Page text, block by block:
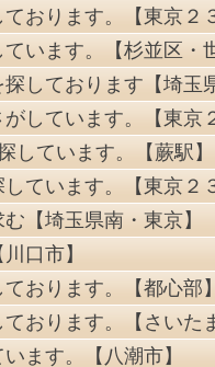
おります。【東京２
ています。【杉並区・
しております【埼玉
がしています。【東京
しています。【蕨駅】
ています。【東京２
【埼玉県南・東京】
口市】
おります。【都心部
おります。【さいた
ます。【八潮市】